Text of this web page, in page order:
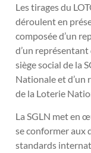
Les tirages du
déroulent en
composée d’un
d’un
siège social de la
Nationale et d’un
de la Loterie
La SGLN met en
se conformer aux
standards